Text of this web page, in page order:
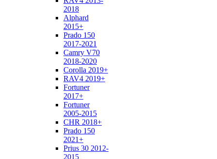
2018
Alphard
2015+
Prado 150
2017-2021
Camry V70
2018-2020
Corolla 2019+
RAV4 2019+
Fortuner
2017+
Fortuner
2005-2015
CHR 2018+
Prado 150
2021+
Prius 30 2012-
2015